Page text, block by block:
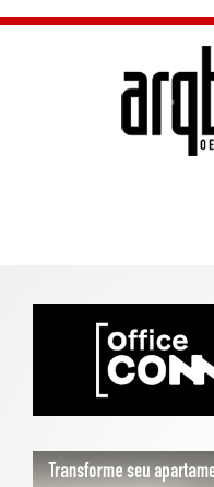
Skip to main content